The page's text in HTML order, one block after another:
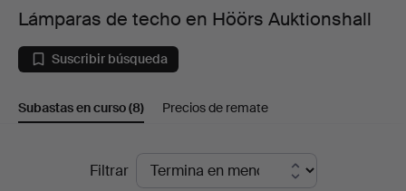
de
techo
en
Lámparas de techo en Höörs Auktionshall
Suscribir búsqueda
Subastas en curso(8) Precios de remate
SubastasFiltrar